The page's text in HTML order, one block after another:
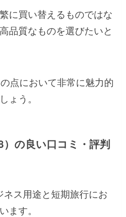
に買い替えるものではな
品質なものを選びたいと
点において非常に魅力的
ょう。
の良い口コミ・評判
ネス用途と短期旅行にお
ます。